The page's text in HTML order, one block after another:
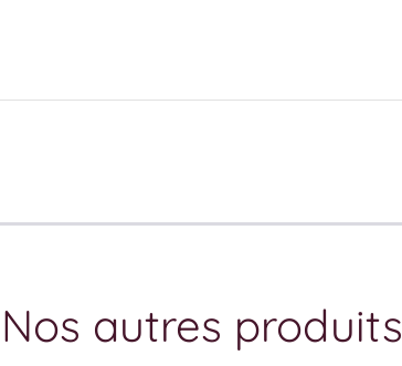
Nos autres produits